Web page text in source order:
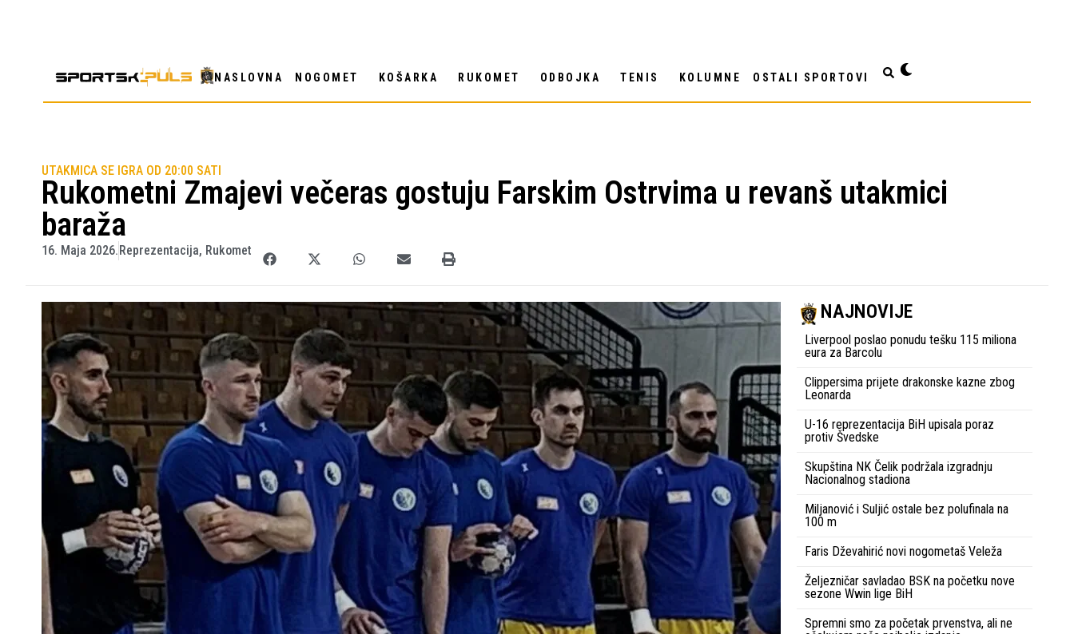
NASLOVNA NOGOMET KOŠARKA RUKOMET ODBOJKA TENIS KOLUMNE OSTALI SPORTOVI
UTAKMICA SE IGRA OD 20:00 SATI
Rukometni Zmajevi večeras gostuju Farskim Ostrvima u revanš utakmici
baraža
16. Maja 2026.Reprezentacija, Rukomet
NAJNOVIJE
Liverpool poslao ponudu tešku 115 miliona
eura za Barcolu
Clippersima prijete drakonske kazne zbog
Leonarda
U-16 reprezentacija BiH upisala poraz
protiv Švedske
Skupština NK Čelik podržala izgradnju
Nacionalnog stadiona
Miljanović i Suljić ostale bez polufinala na
100 m
Faris Dževahirić novi nogometaš Veleža
Željezničar savladao BSK na početku nove
sezone Wwin lige BiH
Spremni smo za početak prvenstva, ali ne